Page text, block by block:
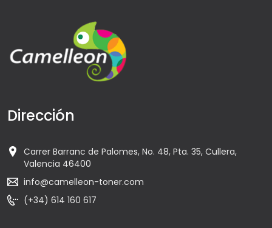
Dirección
Carrer Barranc de Palomes, No. 48, Pta. 35, Cullera,
Valencia 46400
info@camelleon-toner.com
(+34) 614 160 617